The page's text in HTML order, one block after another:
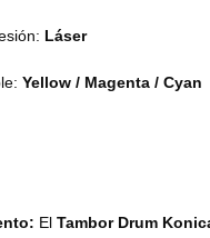
Láser
Yellow / Magenta / Cyan
El Tambor Drum